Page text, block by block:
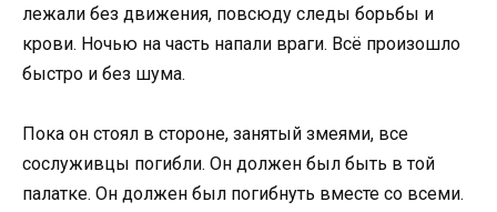
лежали без движения, повсюду следы борьбы и
крови. Ночью на часть напали враги. Всё произошло
быстро и без шума.
Пока он стоял в стороне, занятый змеями, все
сослуживцы погибли. Он должен был быть в той
палатке. Он должен был погибнуть вместе со всеми.